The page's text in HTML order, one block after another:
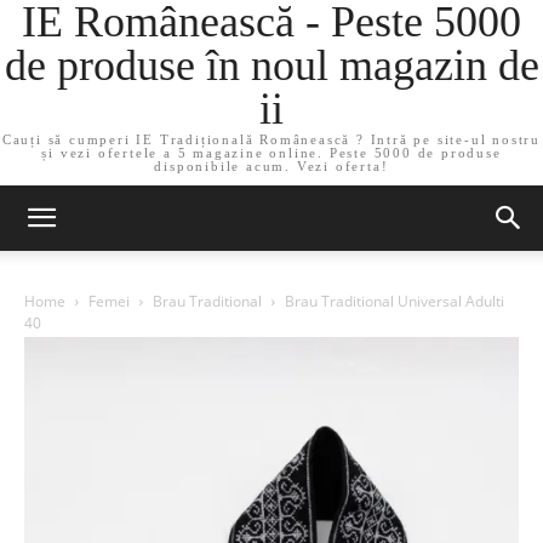
IE Românească - Peste 5000
de produse în noul magazin de
ii
Cauți să cumperi IE Tradițională Românească ? Intră pe site-ul nostru
și vezi ofertele a 5 magazine online. Peste 5000 de produse
disponibile acum. Vezi oferta!
Home Femei Brau Traditional
Brau Traditional Universal Adulti
40